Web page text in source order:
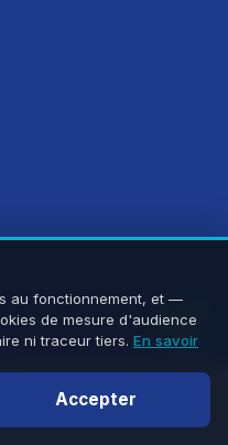
au fonctionnement, et —
de mesure d'audience
ni traceur tiers. En savoir
Accepter